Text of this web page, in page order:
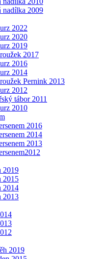
nadílka 2009
2022
2020
2019
2017
2016
2014
Pernink 2013
2012
tábor 2011
2010
2016
2014
2013
2019
2015
2014
2013
2019